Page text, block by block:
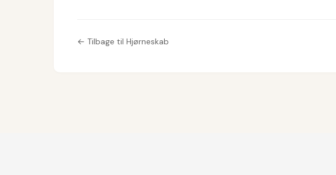
← Tilbage til Hjørneskab